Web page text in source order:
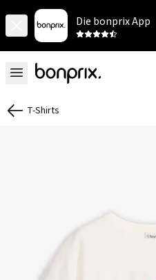
Die bonprix App
T-Shirts